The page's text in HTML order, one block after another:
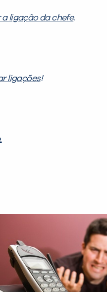
ligação da chefe.
ligações!